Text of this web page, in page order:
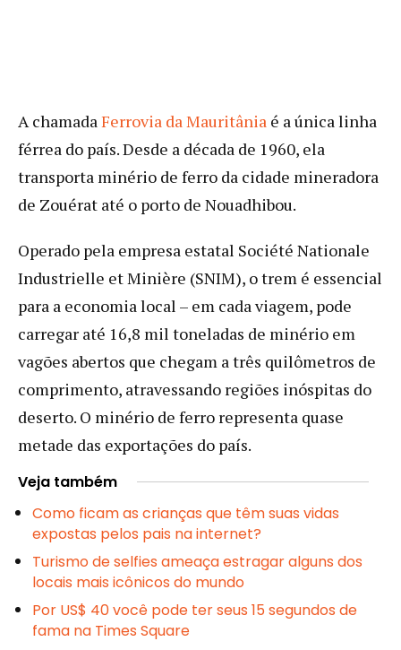
A chamadaFerrovia da Mauritânia é a única linha
férrea do país. Desde a década de 1960, ela
transporta minério de ferro da cidade mineradora
de Zouérat até o porto de Nouadhibou.
Operado pela empresa estatal Société Nationale
Industrielle et Minière (SNIM), o trem é essencial
para a economia local – em cada viagem, pode
carregar até 16,8 mil toneladas de minério em
vagões abertos que chegam a três quilômetros de
comprimento, atravessando regiões inóspitas do
deserto. O minério de ferro representa quase
metade das exportações do país.
Veja também
Como ficam as crianças que têm suas vidas
expostas pelos pais na internet?
Turismo de selfies ameaça estragar alguns dos
locais mais icônicos do mundo
Por US$ 40 você pode ter seus 15 segundos de
fama na Times Square